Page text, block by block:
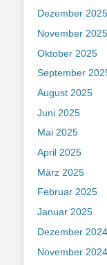
Dezember 2025
November 2025
Oktober 2025
September
August 2025
Juni 2025
Mai 2025
April 2025
März 2025
Februar 2025
Januar 2025
Dezember 2024
November 2024